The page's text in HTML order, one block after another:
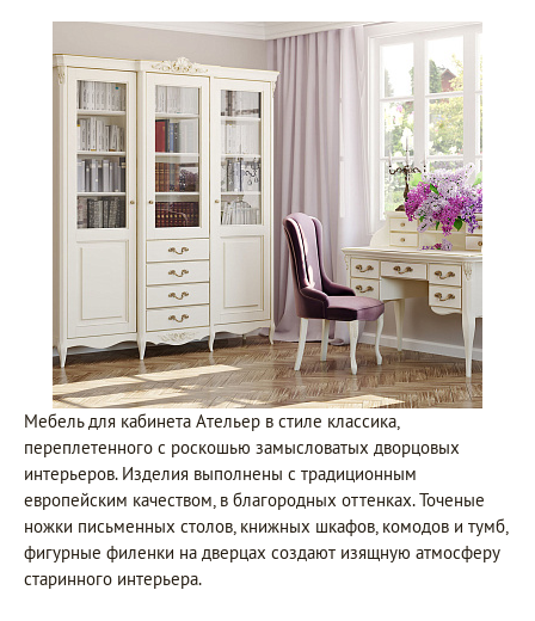
Мебель для кабинета Ательер в стиле классика,
переплетенного с роскошью замысловатых дворцовых
интерьеров. Изделия выполнены с традиционным
европейским качеством, в благородных оттенках. Точеные
ножки письменных столов, книжных шкафов, комодов и тумб,
фигурные филенки на дверцах создают изящную атмосферу
старинного интерьера.